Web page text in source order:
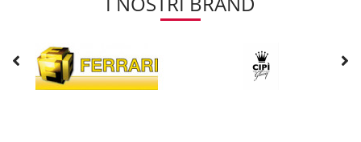
Tra i metodi più utilizzati, anche in ottica di risparmio idrico, vi è
bisogna alimentare oltre 20
coltivati e non si ha collegata
un'elettropompa in grado di garantire la giusta pressione per
raggiungere le colture più distanti.